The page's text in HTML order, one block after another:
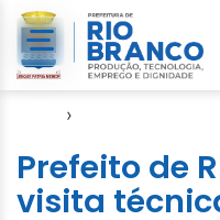
›
Prefeito de
visita